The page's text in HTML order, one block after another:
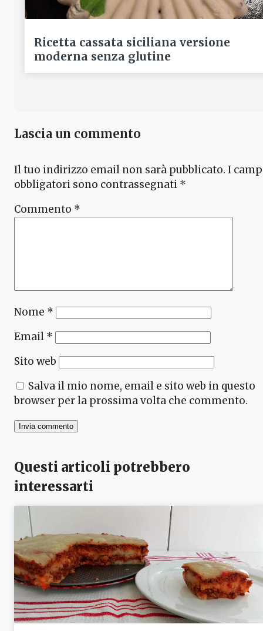
Ricetta cassata siciliana versione
moderna senza glutine
Lascia un commento
Il tuo indirizzo email non sarà pubblicato. I
obbligatori sono contrassegnati *
Commento *
Nome *
Email *
Sito web
Salva il mio nome, email e sito web in questo
browser per la prossima volta che commento.
Questi articoli potrebbero
interessarti